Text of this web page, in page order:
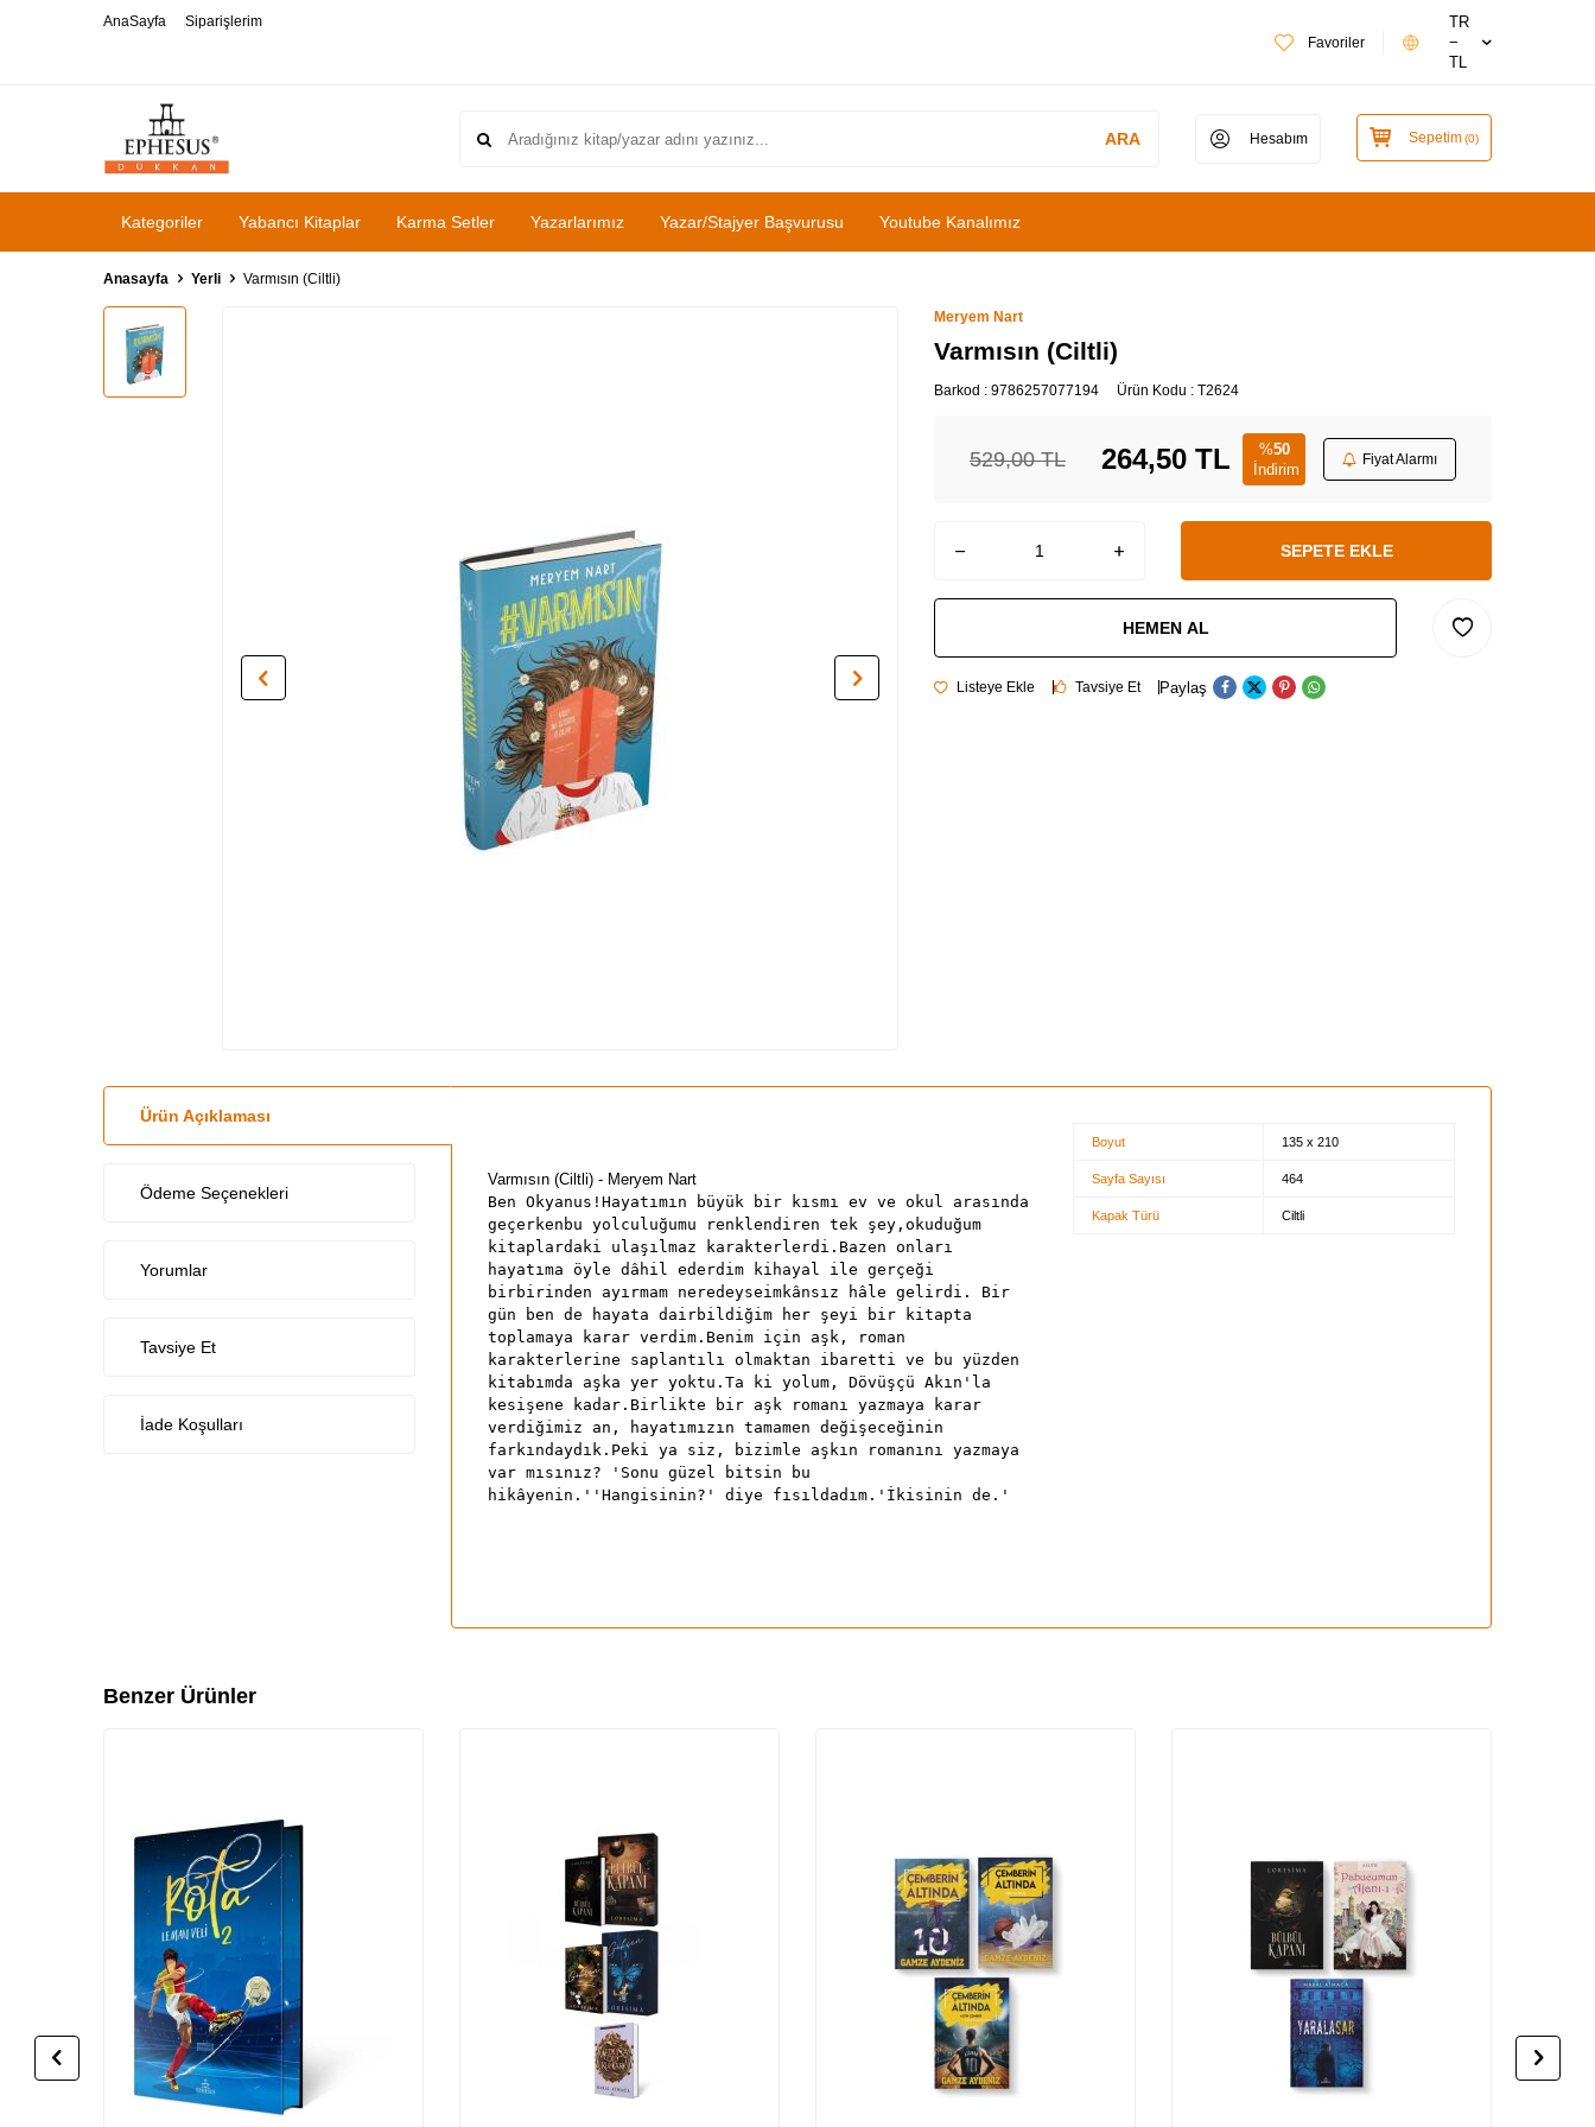
AnaSayfa
Siparişlerim
Favoriler
TR
−
TL
ARA Hesabım Sepetim(0)
Kategoriler Yabancı Kitaplar Karma Setler Yazarlarımız Yazar/Stajyer Başvurusu Youtube Kanalımız
Anasayfa Yerli Varmısın (Ciltli)
Meryem Nart
Varmısın (Ciltli)
Barkod : 9786257077194 Ürün Kodu : T2624
529,00TL 264,50 TL %50
İndirim
Fiyat Alarmı
SEPETE EKLE
HEMEN AL
Listeye Ekle Tavsiye Et Paylaş
Ürün Açıklaması
Ödeme Seçenekleri
Yorumlar
Tavsiye Et
İade Koşulları
Varmısın (Ciltli) - Meryem Nart
Ben Okyanus!Hayatımın büyük bir kısmı ev ve okul arasında
geçerkenbu yolculuğumu renklendiren tek şey,okuduğum
kitaplardaki ulaşılmaz karakterlerdi.Bazen onları
hayatıma öyle dâhil ederdim kihayal ile gerçeği
birbirinden ayırmam neredeyseimkânsız hâle gelirdi. Bir
gün ben de hayata dairbildiğim her şeyi bir kitapta
toplamaya karar verdim.Benim için aşk, roman
karakterlerine saplantılı olmaktan ibaretti ve bu yüzden
kitabımda aşka yer yoktu.Ta ki yolum, Dövüşçü Akın'la
kesişene kadar.Birlikte bir aşk romanı yazmaya karar
verdiğimiz an, hayatımızın tamamen değişeceğinin
farkındaydık.Peki ya siz, bizimle aşkın romanını yazmaya
var mısınız? 'Sonu güzel bitsin bu
hikâyenin.''Hangisinin?' diye fısıldadım.'İkisinin de.'
Boyut 135 x 210
Sayfa Sayısı 464
Kapak Türü Ciltli
Benzer Ürünler